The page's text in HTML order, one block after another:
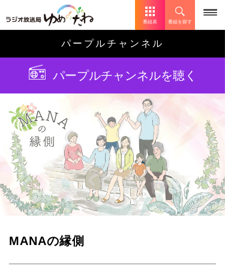
番組表 番組を探す
パープルチャンネル
パープルチャンネルを聴く
MANAの縁側